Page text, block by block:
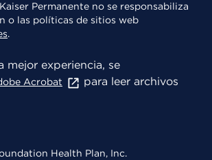
Permanente no se responsabiliza
o las políticas de sitios web
.
mejor experiencia, se
Acrobat
para leer archivos
Health Plan, Inc.